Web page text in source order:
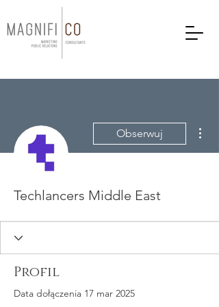
Obserwuj
Techlancers Middle East
Profil
Data dołączenia 17 mar 2025